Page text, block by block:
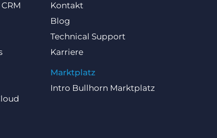
Kontakt
Blog
Technical Support
Karriere
Marktplatz
Intro Bullhorn Marktplatz